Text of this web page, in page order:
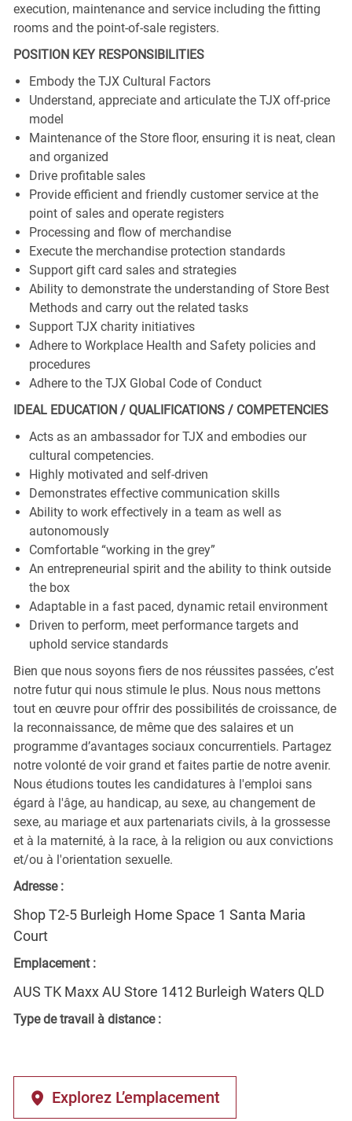
execution, maintenance and service including the fitting
rooms and the point-of-sale registers.
POSITION KEY RESPONSIBILITIES
Embody the TJX Cultural Factors
Understand, appreciate and articulate the TJX off-price
model
Maintenance of the Store floor, ensuring it is neat, clean
and organized
Drive profitable sales
Provide efficient and friendly customer service at the
point of sales and operate registers
Processing and flow of merchandise
Execute the merchandise protection standards
Support gift card sales and strategies
Ability to demonstrate the understanding of Store Best
Methods and carry out the related tasks
Support TJX charity initiatives
Adhere to Workplace Health and Safety policies and
procedures
Adhere to the TJX Global Code of Conduct
IDEAL EDUCATION / QUALIFICATIONS / COMPETENCIES
Acts as an ambassador for TJX and embodies our
cultural competencies.
Highly motivated and self-driven
Demonstrates effective communication skills
Ability to work effectively in a team as well as
autonomously
Comfortable “working in the grey”
An entrepreneurial spirit and the ability to think outside
the box
Adaptable in a fast paced, dynamic retail environment
Driven to perform, meet performance targets and
uphold service standards
Bien que nous soyons fiers de nos réussites passées, c’est
notre futur qui nous stimule le plus. Nous nous mettons
tout en œuvre pour offrir des possibilités de croissance, de
la reconnaissance, de même que des salaires et un
programme d’avantages sociaux concurrentiels. Partagez
notre volonté de voir grand et faites partie de notre avenir.
Nous étudions toutes les candidatures à l'emploi sans
égard à l'âge, au handicap, au sexe, au changement de
sexe, au mariage et aux partenariats civils, à la grossesse
et à la maternité, à la race, à la religion ou aux convictions
et/ou à l'orientation sexuelle.
Adresse :
Shop T2-5 Burleigh Home Space 1 Santa Maria
Court
Emplacement :
AUS TK Maxx AU Store 1412 Burleigh Waters QLD
Type de travail à distance :
Explorez L’emplacement